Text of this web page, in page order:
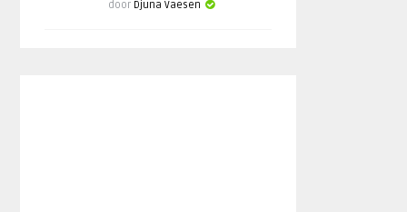
door Djuna Vaesen